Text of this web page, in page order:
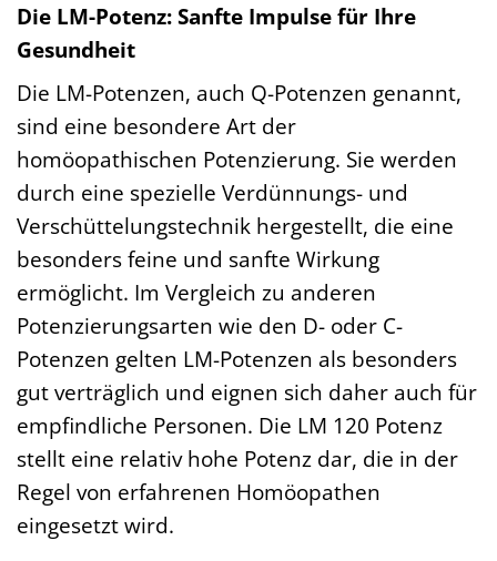
Die LM-Potenz: Sanfte Impulse für Ihre
Gesundheit
Die LM-Potenzen, auch Q-Potenzen genannt,
sind eine besondere Art der
homöopathischen Potenzierung. Sie werden
durch eine spezielle Verdünnungs- und
Verschüttelungstechnik hergestellt, die eine
besonders feine und sanfte Wirkung
ermöglicht. Im Vergleich zu anderen
Potenzierungsarten wie den D- oder C-
Potenzen gelten LM-Potenzen als besonders
gut verträglich und eignen sich daher auch für
empfindliche Personen. Die LM 120 Potenz
stellt eine relativ hohe Potenz dar, die in der
Regel von erfahrenen Homöopathen
eingesetzt wird.